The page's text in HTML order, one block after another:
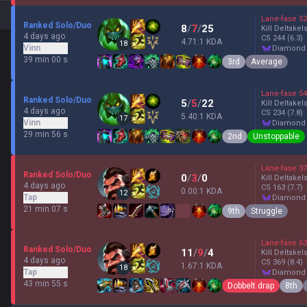
Ranked Solo/Duo
4 days ago
Vinn
39 min 00 s
18
8/7/25
4.71:1 KDA
Lane-fase 52
Kill
CS 244 (6.3)
3rd Average
Ranked Solo/Duo
4 days ago
Vinn
29 min 56 s
17
5/5/22
5.40:1 KDA
Lane-fase 54
Kill
CS 234 (7.8)
2nd Unstoppable
Ranked Solo/Duo
4 days ago
Tap
21 min 07 s
12
0/3/0
0.00:1 KDA
Lane-fase 37
Kill
CS 163 (7.7)
9th Struggle
Ranked Solo/Duo
4 days ago
Tap
43 min 55 s
18
11/9/4
1.67:1 KDA
Lane-fase 63
Kill
CS 369 (8.4)
Dobbelt drap 8th